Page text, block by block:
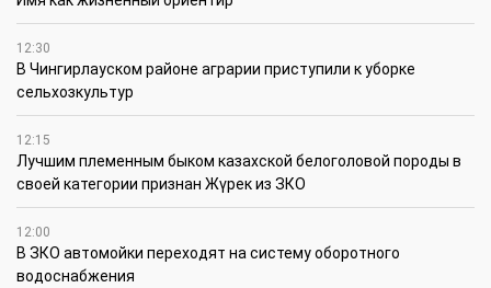
12:30
В Чингирлауском районе аграрии приступили к уборке
сельхозкультур
12:15
Лучшим племенным быком казахской белоголовой породы в
своей категории признан Жүрек из ЗКО
12:00
В ЗКО автомойки переходят на систему оборотного
водоснабжения